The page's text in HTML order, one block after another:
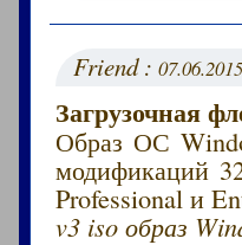
Friend :
Загрузочная
Образ ОС
модификаций
Professional и
v3 iso образ